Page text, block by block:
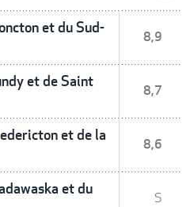
et du Sud-
8,9
et de Saint
8,7
et de la
8,6
et du
S